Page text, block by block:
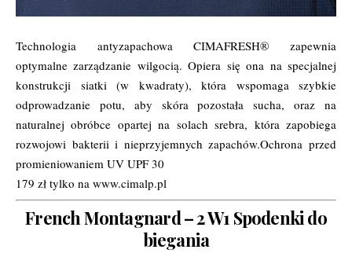
Technologia antyzapachowa CIMAFRESH® zapewnia
optymalne zarządzanie wilgocią. Opiera się ona na specjalnej
konstrukcji siatki (w kwadraty), która wspomaga szybkie
odprowadzanie potu, aby skóra pozostała sucha, oraz na
naturalnej obróbce opartej na solach srebra, która zapobiega
rozwojowi bakterii i nieprzyjemnych zapachów.Ochrona przed
promieniowaniem UV UPF 30
179 zł tylko na www.cimalp.pl
French Montagnard – 2 W1 Spodenki do
biegania